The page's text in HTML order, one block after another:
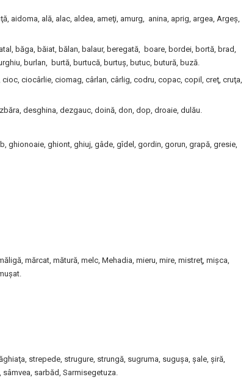
aidoma, ală, alac, aldea, ameţi, amurg, anina, aprig, argea, Argeş,
băga, băiat, bălan, balaur, beregată, boare, bordei, bortă, brad,
burlan, burtă, burtucă, burtuş, butuc, butură, buză.
ciocârlie, ciomag, cârlan, cârlig, codru, copac, copil, creţ, cruţa,
desghina, dezgauc, doină, don, dop, droaie, dulău.
ghionoaie, ghiont, ghiuj, gâde, gîdel, gordin, gorun, grapă, gresie,
mărcat, mătură, melc, Mehadia, mieru, mire, mistreţ, mişca,
strepede, strugure, strungă, sugruma, suguşa, şale, şiră,
sarbăd, Sarmisegetuza.